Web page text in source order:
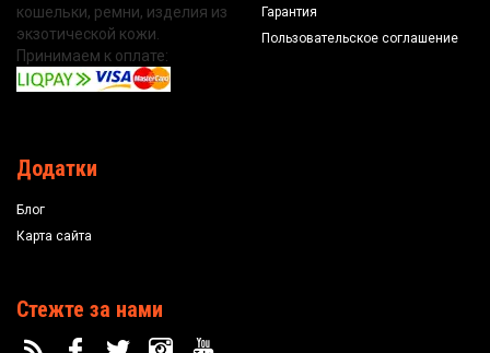
кошельки, ремни, изделия из
экзотической кожи.
Принимаем к оплате:
Гарантия
Пользовательское соглашение
Додатки
Блог
Карта сайта
Стежте за нами